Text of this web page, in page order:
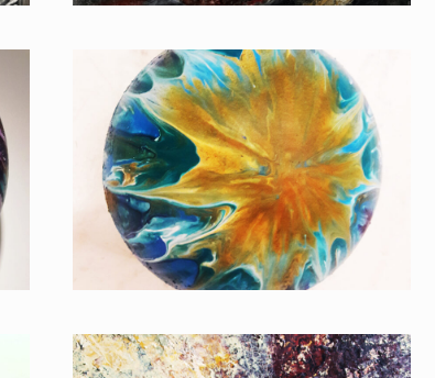
GLOBE II (2018) -
PÜSPÖK ANITA